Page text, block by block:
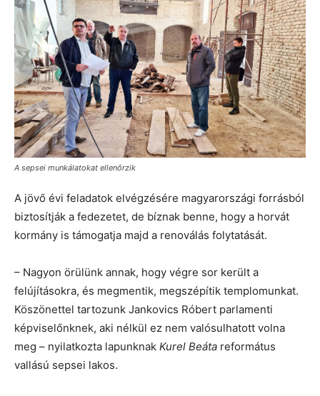
A sepsei munkálatokat ellenőrzik
A jövő évi feladatok elvégzésére magyarországi forrásból
biztosítják a fedezetet, de bíznak benne, hogy a horvát
kormány is támogatja majd a renoválás folytatását.
– Nagyon örülünk annak, hogy végre sor került a
felújításokra, és megmentik, megszépítik templomunkat.
Köszönettel tartozunk Jankovics Róbert parlamenti
képviselőnknek, aki nélkül ez nem valósulhatott volna
meg – nyilatkozta lapunknak Kurel Beáta református
vallású sepsei lakos.